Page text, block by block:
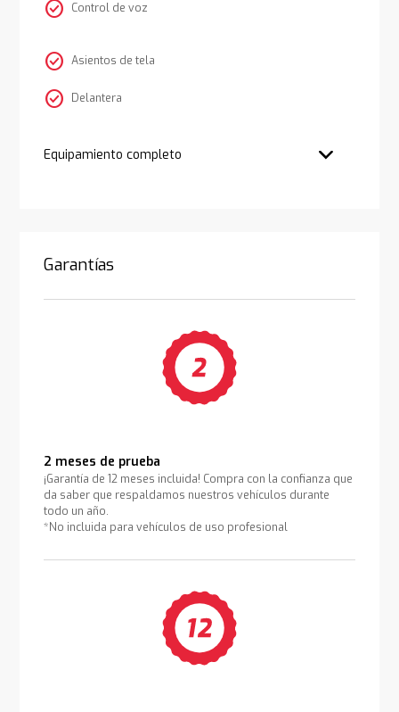
check_circle Control de voz
check_circle Asientos de tela
check_circle Delantera
Equipamiento completo
Garantías
2 meses de prueba
¡Garantía de 12 meses incluida! Compra con la confianza que
da saber que respaldamos nuestros vehículos durante
todo un año.
*No incluida para vehículos de uso profesional